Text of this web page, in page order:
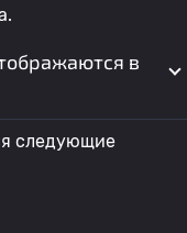
в
следующие